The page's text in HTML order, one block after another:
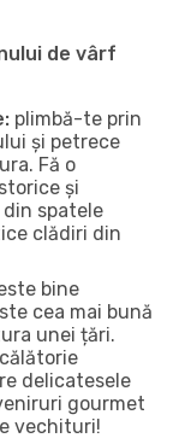
de vârf
plimbă-te prin
și petrece
Fă o
și
spatele
clădiri din
bine
cea mai bună
unei țări.
delicatesele
gourmet
vechituri!